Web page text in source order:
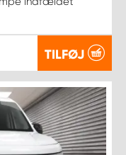
TILFØJ